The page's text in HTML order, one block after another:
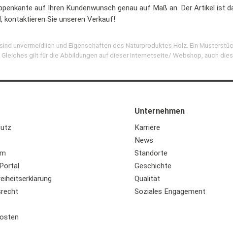
auf Ihren Kundenwunsch genau auf Maß an. Der Artikel ist
kontaktieren Sie unseren Verkauf!
unvermeidlich und Eigenschaften des Naturproduktes Holz. Ein
gilt für die Abbildungen auf dieser Internetseite/ Webshop, auch
Unternehmen
Karriere
News
Standorte
Geschichte
Qualität
Soziales Engagement